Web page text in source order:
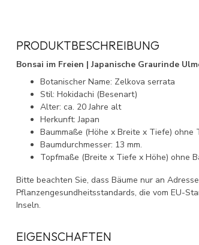
PRODUKTBESCHREIBUNG
Bonsai im Freien | Japanische Graurinde
Botanischer Name: Zelkova serrata
Stil: Hokidachi (Besenart)
Alter: ca. 20 Jahre alt
Herkunft: Japan
Baummaße (Höhe x Breite x Tiefe) ohne
Baumdurchmesser: 13 mm.
Topfmaße (Breite x Tiefe x Höhe) ohne
Bitte beachten Sie, dass Bäume nur an
Pflanzengesundheitsstandards, die vom EU-
Inseln.
EIGENSCHAFTEN